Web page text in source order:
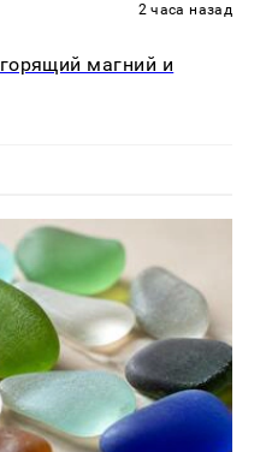
2 часа назад
магний и